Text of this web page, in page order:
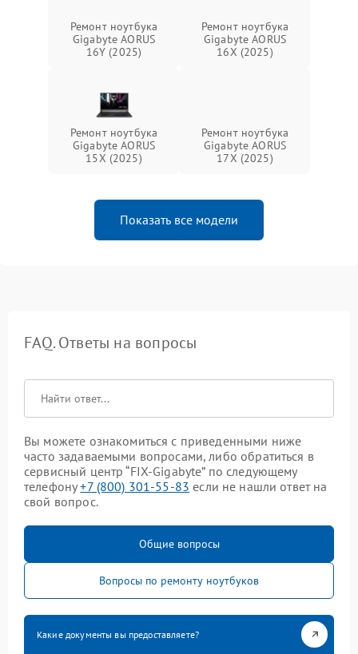
Ремонт ноутбука
Gigabyte AORUS
16Y (2025)
Ремонт ноутбука
Gigabyte AORUS
16X (2025)
Ремонт ноутбука
Gigabyte AORUS
15X (2025)
Ремонт ноутбука
Gigabyte AORUS
17X (2025)
Показать все модели
FAQ. Ответы на вопросы
Вы можете ознакомиться с приведенными ниже
часто задаваемыми вопросами, либо обратиться в
сервисный центр “FIX-Gigabyte” по следующему
телефону+7 (800) 301-55-83 если не нашли ответ на
свой вопрос.
Общие вопросы
Вопросы по ремонту ноутбуков
Какие документы вы предоставляете?